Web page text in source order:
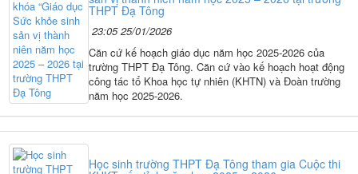
THPT Đạ Tông
23:05 25/01/2026
Căn cứ kế hoạch giáo dục năm học 2025-2026 của
trường THPT Đạ Tông. Căn cứ vào kế hoạch hoạt động
công tác tổ Khoa học tự nhiên (KHTN) và Đoàn trường
năm học 2025-2026.
Học sinh trường THPT Đạ Tông tham gia Cuộc thi